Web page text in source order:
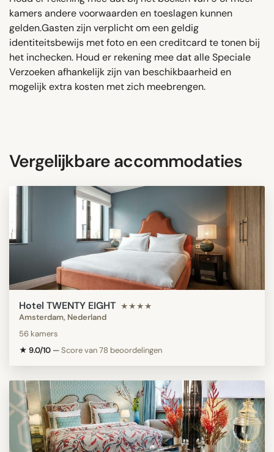
kamers andere voorwaarden en toeslagen kunnen
gelden.Gasten zijn verplicht om een ​​geldig
identiteitsbewijs met foto en een creditcard te tonen bij
het inchecken. Houd er rekening mee dat alle Speciale
Verzoeken afhankelijk zijn van beschikbaarheid en
mogelijk extra kosten met zich meebrengen.
Vergelijkbare accommodaties
Hotel TWENTY EIGHT ★★★★
Amsterdam, Nederland
56 kamers
★ 9.0/10 —Score van 78 beoordelingen